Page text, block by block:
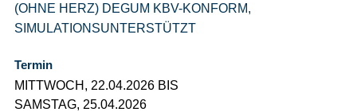
(OHNE HERZ) DEGUM KBV-KONFORM,
SIMULATIONSUNTERSTÜTZT
Termin
MITTWOCH, 22.04.2026 BIS
SAMSTAG, 25.04.2026